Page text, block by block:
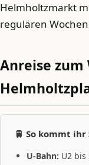
Helmholtzmarkt
regulären
Anreise
🚆 So kommt
U-Bahn: U2